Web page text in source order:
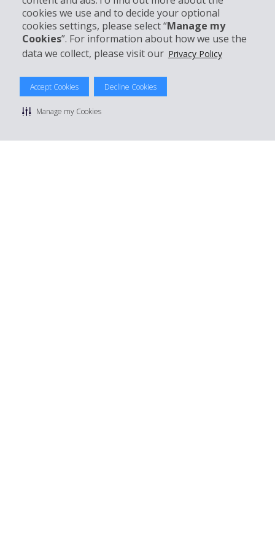
cookies we use and to decide your optional
cookies settings, please select “Manage my
Cookies”. For information about how we use the
data we collect, please visit our Privacy Policy
Accept Cookies Decline Cookies
Manage my Cookies
Mieten bei Hertz
© 2026 The Hertz System, Inc.
Datenschutzrichtlinie | Nutzungsbedingungen
Sitemap Cookies verwalten